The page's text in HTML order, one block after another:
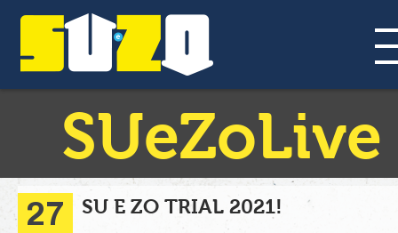
SUeZoLive
27 SU E ZO TRIAL 2021!